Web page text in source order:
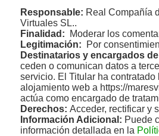
Responsable: Real Compañía
Virtuales SL..
Finalidad: Moderar los
Legitimación: Por
Destinatarios y encargados
ceden o comunican datos a
servicio. El Titular ha contratado
alojamiento web a https://
actúa como encargado de
Derechos: Acceder, rectificar y
Información Adicional: Puede
información detallada en la